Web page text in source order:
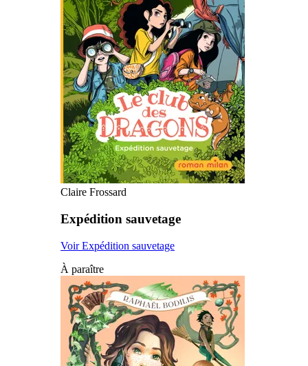
Claire Frossard
Expédition sauvetage
Voir Expédition sauvetage
À paraître